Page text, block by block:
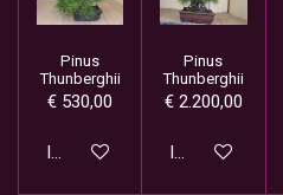
Pinus
Thunberghii
€ 530,00
In winkelwagen
Pinus
Thunberghii
€ 2.200,00
In winkelwagen